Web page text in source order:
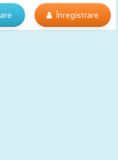
Înregistrare